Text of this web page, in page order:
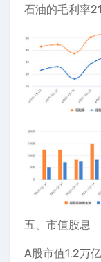
石油的毛利率
五、市值股息
A股市值1.2万